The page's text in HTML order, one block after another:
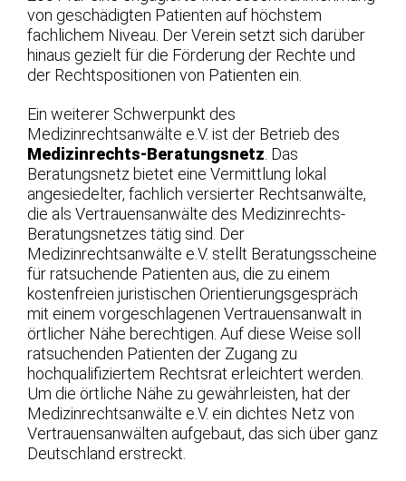
von geschädigten Patienten auf höchstem
fachlichem Niveau. Der Verein setzt sich darüber
hinaus gezielt für die Förderung der Rechte und
der Rechtspositionen von Patienten ein.
Ein weiterer Schwerpunkt des
Medizinrechtsanwälte e.V. ist der Betrieb des
Medizinrechts-Beratungsnetz . Das
Beratungsnetz bietet eine Vermittlung lokal
angesiedelter, fachlich versierter Rechtsanwälte,
die als Vertrauensanwälte des Medizinrechts-
Beratungsnetzes tätig sind. Der
Medizinrechtsanwälte e.V. stellt Beratungsscheine
für ratsuchende Patienten aus, die zu einem
kostenfreien juristischen Orientierungsgespräch
mit einem vorgeschlagenen Vertrauensanwalt in
örtlicher Nähe berechtigen. Auf diese Weise soll
ratsuchenden Patienten der Zugang zu
hochqualifiziertem Rechtsrat erleichtert werden.
Um die örtliche Nähe zu gewährleisten, hat der
Medizinrechtsanwälte e.V. ein dichtes Netz von
Vertrauensanwälten aufgebaut, das sich über ganz
Deutschland erstreckt.